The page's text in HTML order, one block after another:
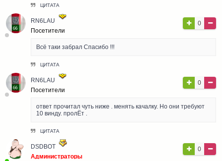
ЦИТАТА
RN6LAU
Посетители
0
Всё таки забрал Спасибо !!!
ЦИТАТА
RN6LAU
Посетители
0
ответ прочитал чуть ниже . менять качалку. Но они требуют
10 винду. пролЁт .
ЦИТАТА
DSDBOT
Администраторы
0